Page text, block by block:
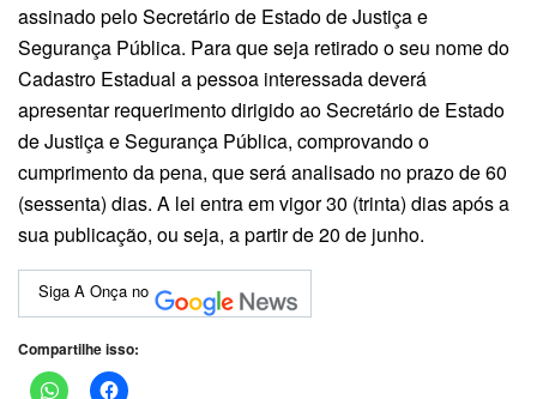
assinado pelo Secretário de Estado de Justiça e
Segurança Pública. Para que seja retirado o seu nome do
Cadastro Estadual a pessoa interessada deverá
apresentar requerimento dirigido ao Secretário de Estado
de Justiça e Segurança Pública, comprovando o
cumprimento da pena, que será analisado no prazo de 60
(sessenta) dias. A lei entra em vigor 30 (trinta) dias após a
sua publicação, ou seja, a partir de 20 de junho.
Siga A Onça no
Compartilhe isso: